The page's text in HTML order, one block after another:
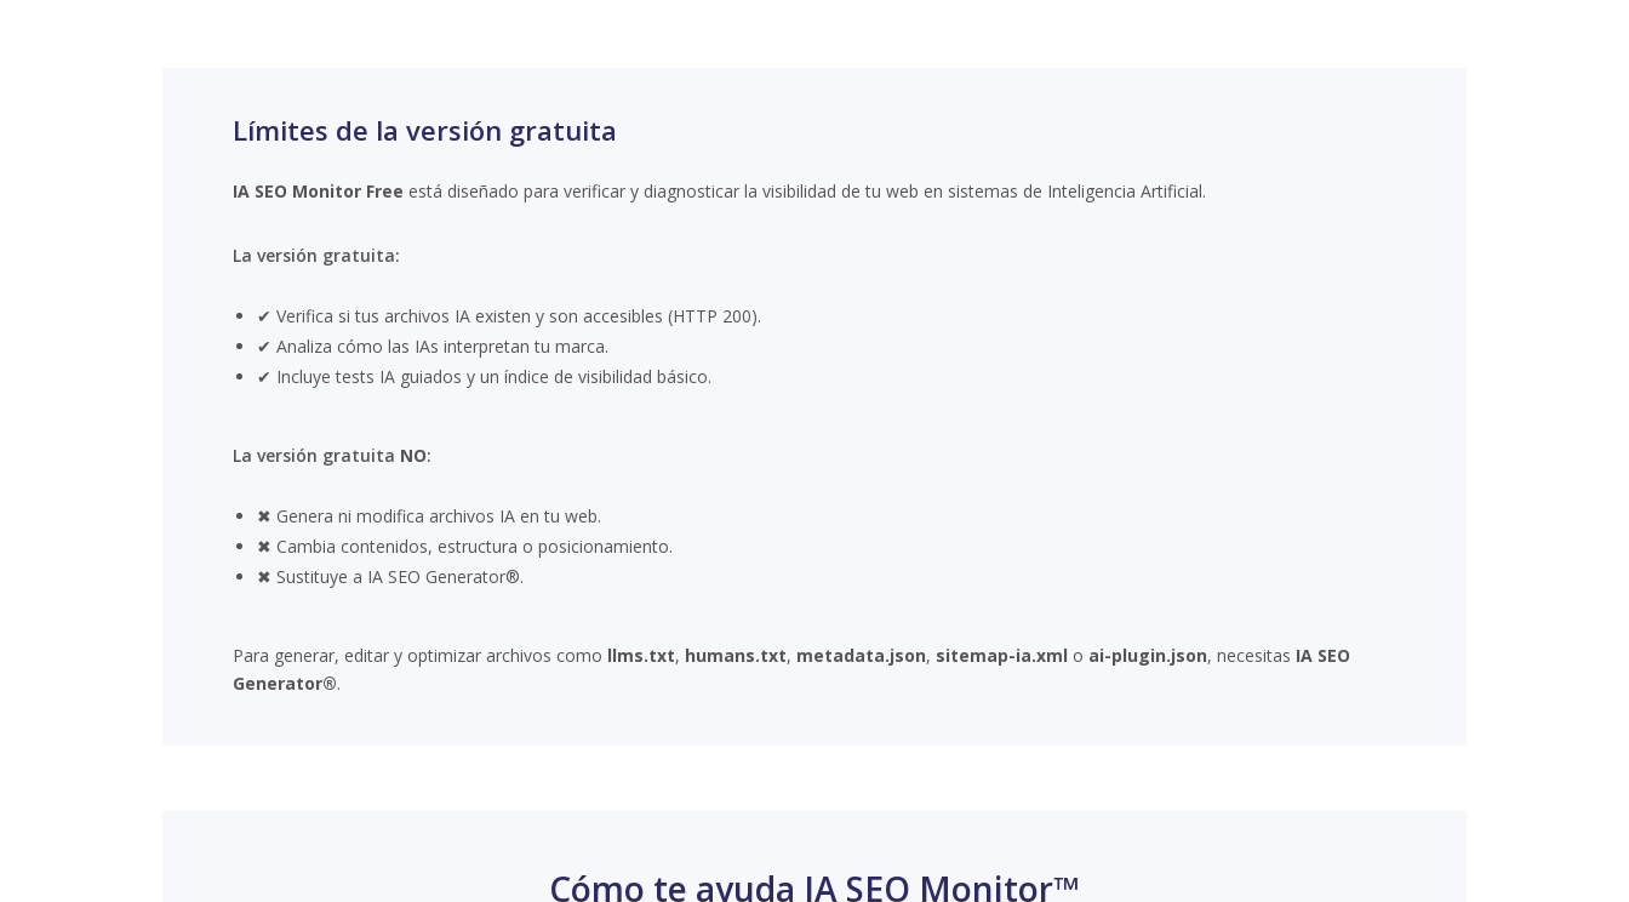
Límites de la versión gratuita
IA SEO Monitor Free está diseñado para verificar y diagnosticar la visibilidad de tu web en sistemas de Inteligencia Artificial.
La versión gratuita:
✔ Verifica si tus archivos IA existen y son accesibles (HTTP 200).
✔ Analiza cómo las IAs interpretan tu marca.
✔ Incluye tests IA guiados y un índice de visibilidad básico.
La versión gratuita NO:
✖ Genera ni modifica archivos IA en tu web.
✖ Cambia contenidos, estructura o posicionamiento.
✖ Sustituye a IA SEO Generator®.
Para generar, editar y optimizar archivos como llms.txt, humans.txt, metadata.json, sitemap-ia.xml o ai-plugin.json, necesitas IA SEO
Generator®.
Cómo te ayuda IA SEO Monitor™